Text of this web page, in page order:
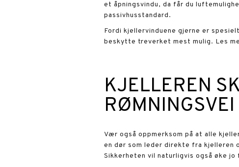
et åpningsvindu, da får du
passivhusstandard.
Fordi kjellervinduene gjerne er
beskytte treverket mest mulig. Les
KJELLEREN
RØMNINGSVEI
Vær også oppmerksom på at alle
en dør som leder direkte fra kjelleren
Sikkerheten vil naturligvis også øke jo